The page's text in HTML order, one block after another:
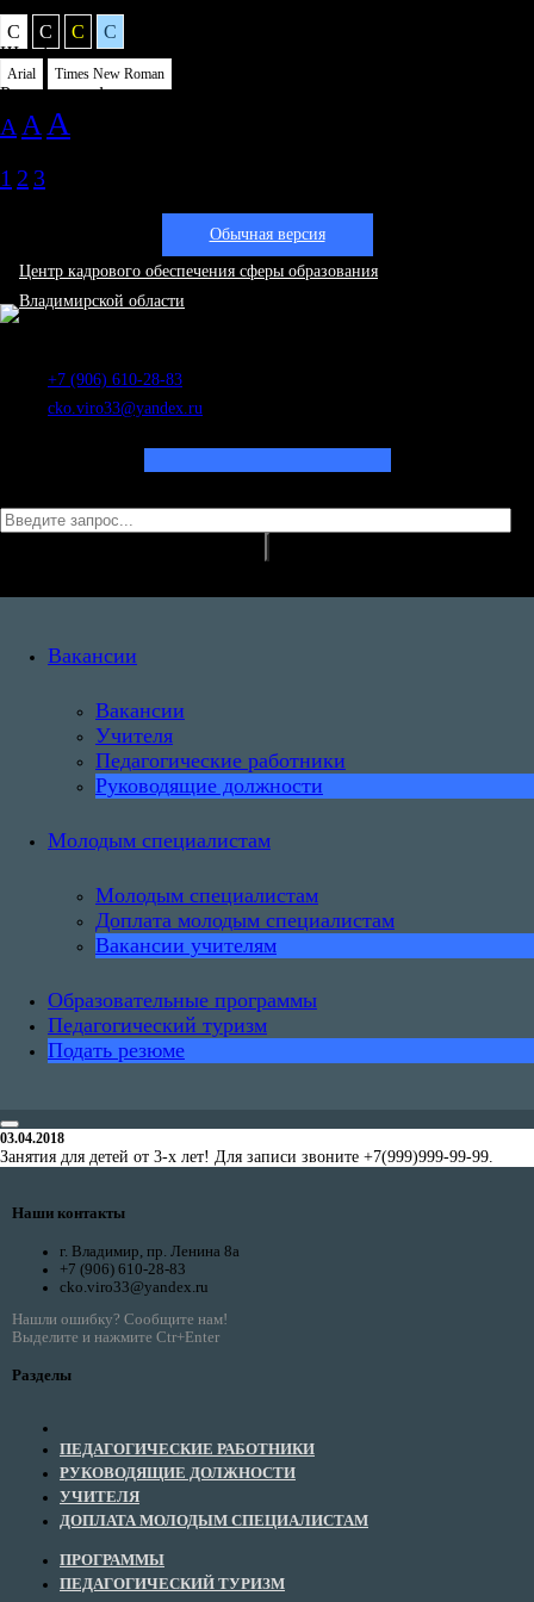
Цветовая схема:
C
C C
C
Шрифт
Arial Times New Roman
Размер шрифта
A A A
1 2 3
Обычная версия
Центр кадрового обеспечения сферы образования
Владимирской области
+7 (906) 610-28-83
cko.viro33@yandex.ru
Вакансии
Вакансии
Учителя
Педагогические работники
Руководящие должности
Молодым специалистам
Молодым специалистам
Доплата молодым специалистам
Вакансии учителям
Образовательные программы
Педагогический туризм
Подать резюме
03.04.2018
Занятия для детей от 3-х лет! Для записи звоните +7(999)999-99-99.
Наши контакты
г. Владимир, пр. Ленина 8а
+7 (906) 610-28-83
cko.viro33@yandex.ru
Нашли ошибку? Сообщите нам!
Выделите и нажмите Ctr+Enter
Разделы
ПЕДАГОГИЧЕСКИЕ РАБОТНИКИ
РУКОВОДЯЩИЕ ДОЛЖНОСТИ
УЧИТЕЛЯ
ДОПЛАТА МОЛОДЫМ СПЕЦИАЛИСТАМ
ПРОГРАММЫ
ПЕДАГОГИЧЕСКИЙ ТУРИЗМ